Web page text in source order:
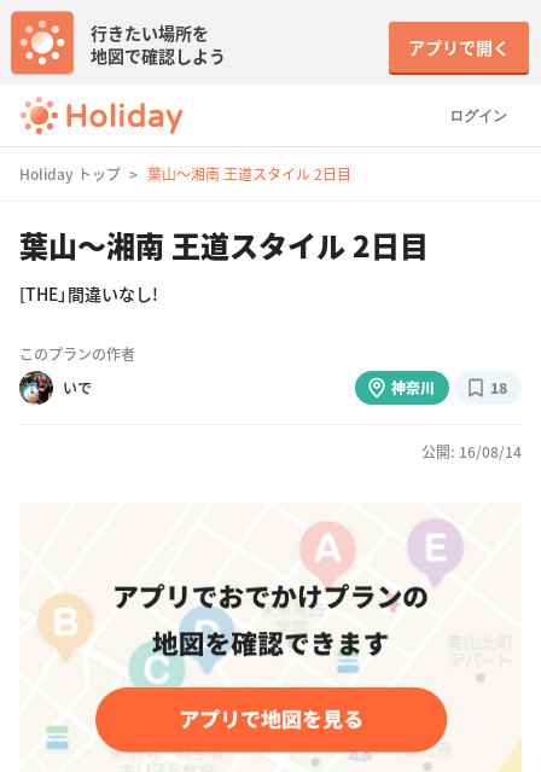
ログイン
行きたい場所を
地図で確認しよう
アプリで開く
Holiday トップ 葉山〜湘南 王道スタイル 2日目
葉山〜湘南 王道スタイル 2日目
[THE」間違いなし!
このプランの作者
いで
神奈川 18
公開: 16/08/14